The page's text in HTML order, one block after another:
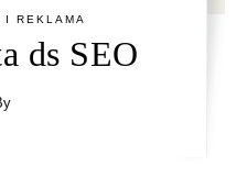
I REKLAMA
ds SEO